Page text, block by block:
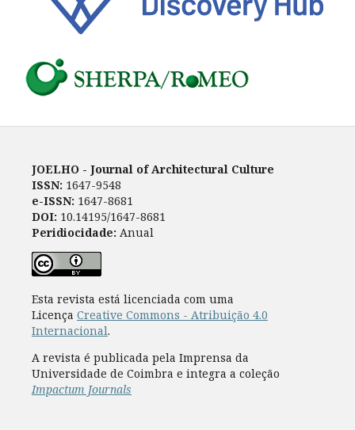
JOELHO - Journal of Architectural Culture
ISSN: 1647-9548
e-ISSN: 1647-8681
DOI: 10.14195/1647-8681
Peridiocidade: Anual
Esta revista está licenciada com uma
Licença Creative Commons - Atribuição 4.0
Internacional.
A revista é publicada pela Imprensa da
Universidade de Coimbra e integra a coleção
Impactum Journals